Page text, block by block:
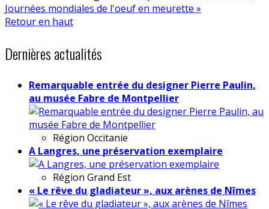
Journées mondiales de l'oeuf en meurette »
Retour en haut
Dernières actualités
Remarquable entrée du designer Pierre Paulin,
au musée Fabre de Montpellier
Région Occitanie
A Langres, une préservation exemplaire
Région Grand Est
« Le rêve du gladiateur », aux arènes de Nîmes